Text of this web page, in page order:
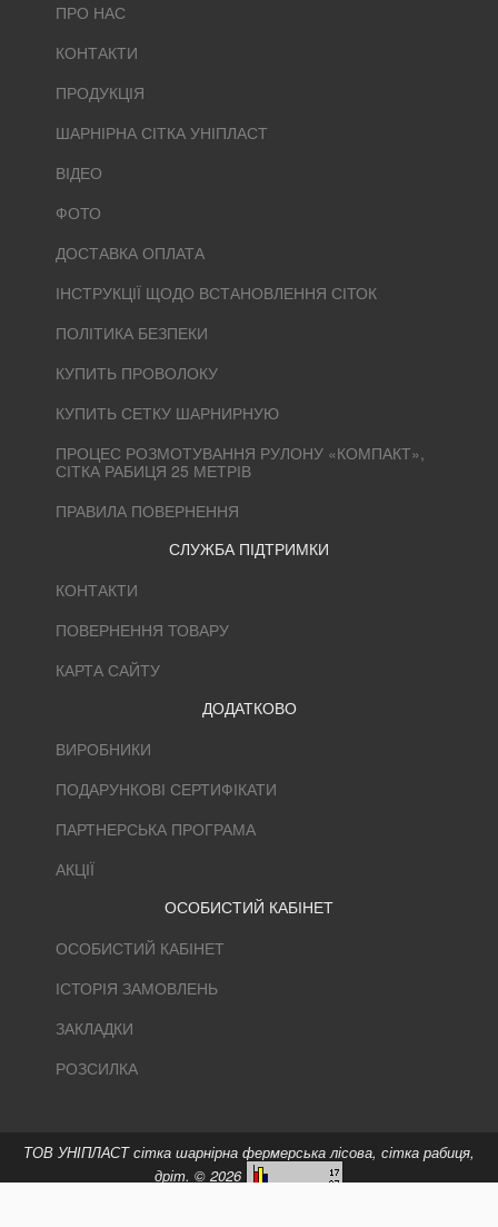
ПРО НАС
КОНТАКТИ
ПРОДУКЦІЯ
ШАРНІРНА СІТКА УНІПЛАСТ
ВІДЕО
ФОТО
ДОСТАВКА ОПЛАТА
ІНСТРУКЦІЇ ЩОДО ВСТАНОВЛЕННЯ СІТОК
ПОЛІТИКА БЕЗПЕКИ
КУПИТЬ ПРОВОЛОКУ
КУПИТЬ СЕТКУ ШАРНИРНУЮ
ПРОЦЕС РОЗМОТУВАННЯ РУЛОНУ «КОМПАКТ»,
СІТКА РАБИЦЯ 25 МЕТРІВ
ПРАВИЛА ПОВЕРНЕННЯ
СЛУЖБА ПІДТРИМКИ
КОНТАКТИ
ПОВЕРНЕННЯ ТОВАРУ
КАРТА САЙТУ
ДОДАТКОВО
ВИРОБНИКИ
ПОДАРУНКОВІ СЕРТИФІКАТИ
ПАРТНЕРСЬКА ПРОГРАМА
АКЦІЇ
ОСОБИСТИЙ КАБІНЕТ
ОСОБИСТИЙ КАБІНЕТ
ІСТОРІЯ ЗАМОВЛЕНЬ
ЗАКЛАДКИ
РОЗСИЛКА
ТОВ УНІПЛАСТ сітка шарнірна фермерська лісова, сітка рабиця,
дріт. © 2026